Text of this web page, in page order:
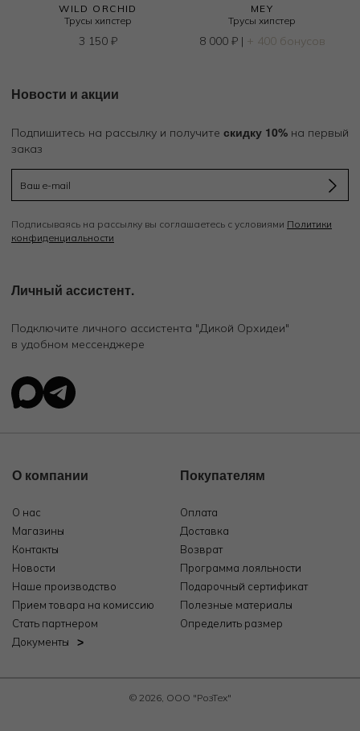
WILD ORCHID
Трусы хипстер
3 150 ₽
MEY
Трусы хипстер
8 000 ₽| + 400 бонусов
Новости и акции
Подпишитесь на рассылку и получите скидку 10% на первый
заказ
Подписываясь на рассылку вы соглашаетесь с условиями Политики
конфиденциальности
Личный ассистент.
Подключите личного ассистента "Дикой Орхидеи"
в удобном мессенджере
О компании
О нас
Магазины
Контакты
Новости
Наше производство
Прием товара на комиссию
Стать партнером
Документы
Покупателям
Оплата
Доставка
Возврат
Программа лояльности
Подарочный сертификат
Полезные материалы
Определить размер
© 2026, ООО "РозТех"